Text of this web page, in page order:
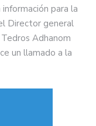
para la
Director general
Adhanom
un llamado a la